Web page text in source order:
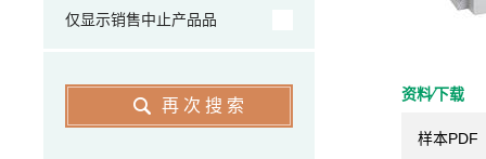
资料⁄下载
样本PDF
仅显示销售中止产品品
再次搜索